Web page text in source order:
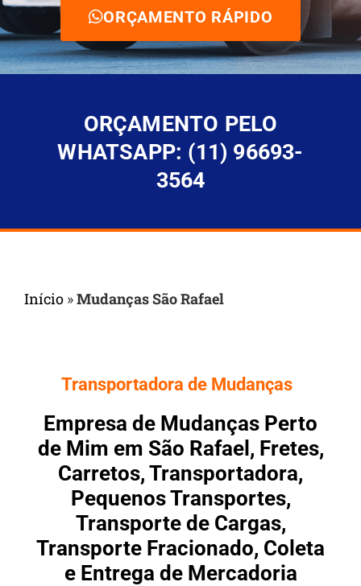
ORÇAMENTO RÁPIDO
ORÇAMENTO PELO
WHATSAPP: (11) 96693-
3564
Início »Mudanças São Rafael
Transportadora de Mudanças
Empresa de Mudanças Perto
de Mim em São Rafael, Fretes,
Carretos, Transportadora,
Pequenos Transportes,
Transporte de Cargas,
Transporte Fracionado, Coleta
e Entrega de Mercadoria